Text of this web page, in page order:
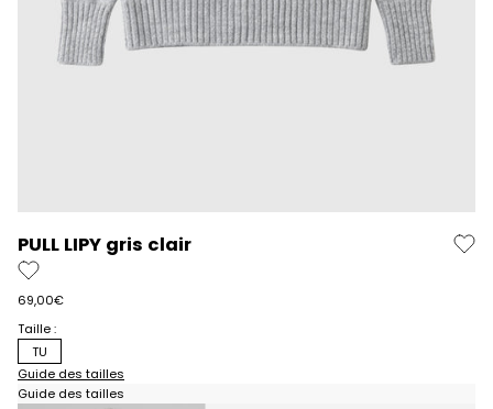
PULL LIPY gris clair
Prix de vente
69,00€
Taille :
TU
Guide des tailles
Guide des tailles